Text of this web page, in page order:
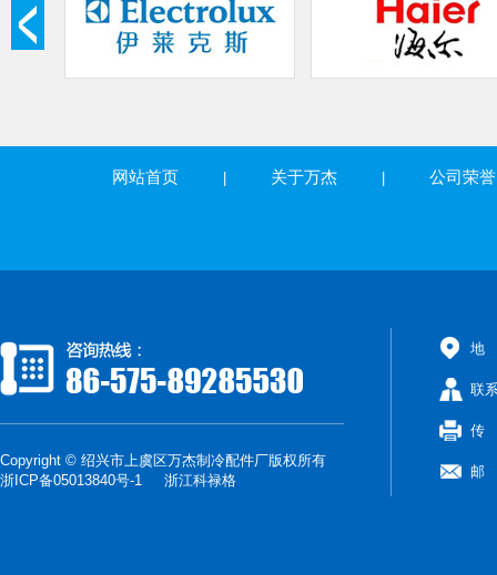
网站首页 关于万杰 公司荣誉
Copyright © 绍兴市上虞区万杰制冷配件厂版权所有
浙ICP备05013840号-1
浙江科禄格
地
联
传
邮